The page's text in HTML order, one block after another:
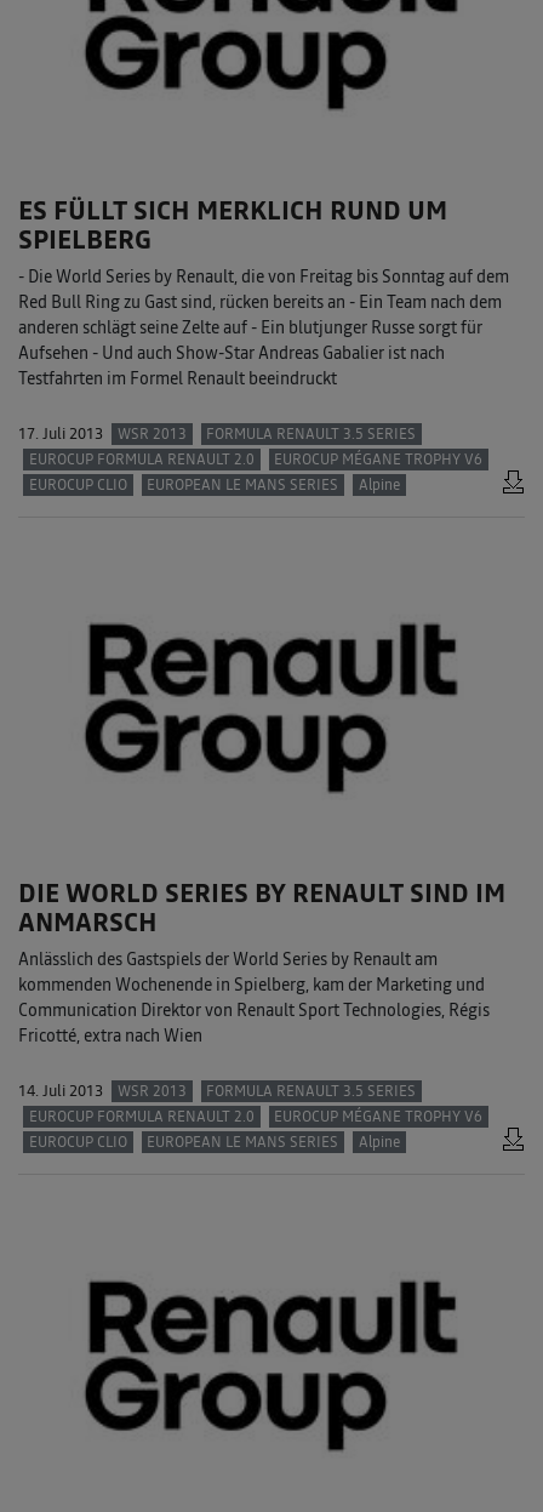
ES FÜLLT SICH MERKLICH RUND UM
SPIELBERG
- Die World Series by Renault, die von Freitag bis Sonntag auf dem
Red Bull Ring zu Gast sind, rücken bereits an - Ein Team nach dem
anderen schlägt seine Zelte auf - Ein blutjunger Russe sorgt für
Aufsehen - Und auch Show-Star Andreas Gabalier ist nach
Testfahrten im Formel Renault beeindruckt
17. Juli 2013 WSR 2013
FORMULA RENAULT 3.5 SERIES
EUROCUP FORMULA RENAULT 2.0
EUROCUP MÉGANE TROPHY V6
EUROCUP CLIO
EUROPEAN LE MANS SERIES Alpine
DIE WORLD SERIES BY RENAULT SIND IM
ANMARSCH
Anlässlich des Gastspiels der World Series by Renault am
kommenden Wochenende in Spielberg, kam der Marketing und
Communication Direktor von Renault Sport Technologies, Régis
Fricotté, extra nach Wien
14. Juli 2013 WSR 2013
FORMULA RENAULT 3.5 SERIES
EUROCUP FORMULA RENAULT 2.0
EUROCUP MÉGANE TROPHY V6
EUROCUP CLIO
EUROPEAN LE MANS SERIES Alpine